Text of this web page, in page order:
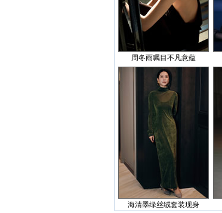
周冬雨瞩目不凡意蕴
海清墨绿丝绒套装现身